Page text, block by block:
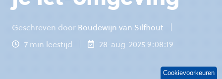
Geschreven door Boudewijn van Silfhout
7 min leestijd
28-aug-2025 9:08:19
Cookievoorkeuren